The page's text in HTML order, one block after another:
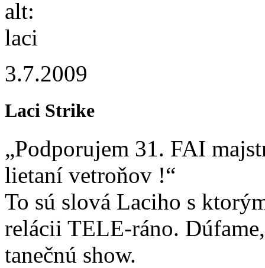
3.7.2009
Laci Strike
„Podporujem 31. FAI
lietaní vetroňov !“
To sú slová Laciho s
relácii TELE-ráno.
tanečnú show.